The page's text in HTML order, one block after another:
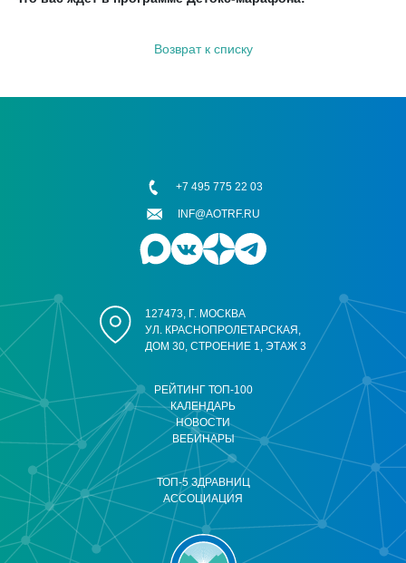
Возврат к списку
РЕЙТИНГ ТОП-100
КАЛЕНДАРЬ
НОВОСТИ
ВЕБИНАРЫ
ТОП-5 ЗДРАВНИЦ
АССОЦИАЦИЯ
127473, Г. МОСКВА
УЛ. КРАСНОПРОЛЕТАРСКАЯ,
ДОМ 30, СТРОЕНИЕ 1, ЭТАЖ 3
+7 495 775 22 03
INF@AOTRF.RU